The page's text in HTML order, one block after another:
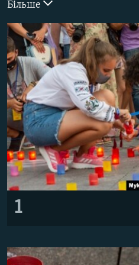
СВІДЧЕННЯ ОКУПАЦІЇ
УКРАЇНСЬКА ПРОБЛЕМА КРИМУ
ІНФОГРАФІКА
Русский
Qırımtatar
ДОЛУЧАЙСЯ!
Усі сайти RFE/RL
Більше
1